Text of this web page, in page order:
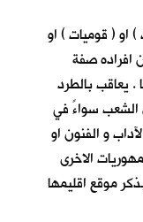
) او ( قوميات ) او
افراده صفة
يعاقب بالطرد
الشعب سواءً في
و الفنون او
الاخرى
موقع اقليمها